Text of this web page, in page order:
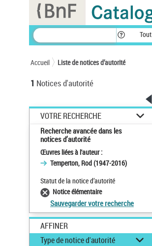
Tout
Accueil Liste de notices d’autorité
1 Notices d'autorité
VOTRE RECHERCHE
Recherche avancée dans les
notices d’autorité
Œuvres liées à l'auteur :
Temperton, Rod (1947-2016)
Statut de la notice d’autorité
Notice élémentaire
Sauvegarder votre recherche
AFFINER
Type de notice d'autorité
Panneau de gestion des cookies